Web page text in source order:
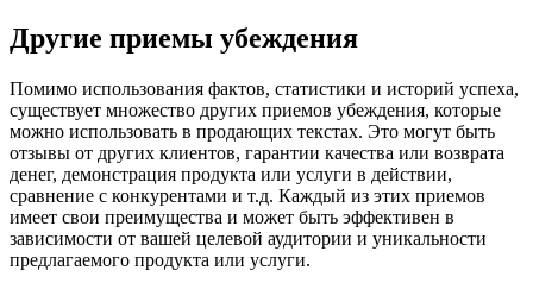
Другие приемы убеждения
Помимо использования фактов, статистики и историй успеха,
существует множество других приемов убеждения, которые
можно использовать в продающих текстах. Это могут быть
отзывы от других клиентов, гарантии качества или возврата
денег, демонстрация продукта или услуги в действии,
сравнение с конкурентами и т.д. Каждый из этих приемов
имеет свои преимущества и может быть эффективен в
зависимости от вашей целевой аудитории и уникальности
предлагаемого продукта или услуги.